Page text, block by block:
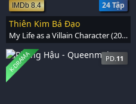
24 Tập
IMDb 8.4
Thiên Kim Bá Đạo
My Life as a Villain Character (2022)
PD. 11
K-DRAMA